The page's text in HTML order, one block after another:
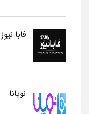
فابا نیوز
نوپانا